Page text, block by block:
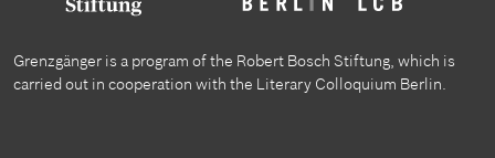
Grenzgänger is a program of the Robert Bosch Stiftung, which is
carried out in cooperation with the Literary Colloquium Berlin.